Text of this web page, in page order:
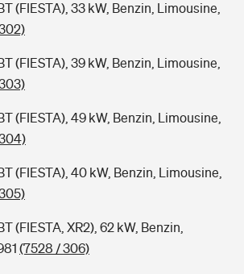
(FIESTA), 33 kW, Benzin, Limousine,
(FIESTA), 39 kW, Benzin, Limousine,
(FIESTA), 49 kW, Benzin, Limousine,
(FIESTA), 40 kW, Benzin, Limousine,
(FIESTA, XR2), 62 kW, Benzin,
(7528 / 306)